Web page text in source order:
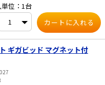
込
グキット 電源アダプタ 設定ガイド
ー 無償永久保証付
品についてのご注意：予めご了承く
カーの都合により、商品改良のため
告なく変更する場合があります。
の移行中は、新・旧異なる仕様の
可能性がございます。
単位：1台
ギガビッド マグネット付